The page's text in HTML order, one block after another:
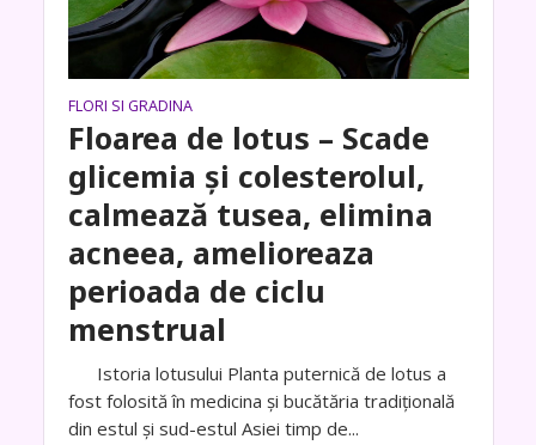
FLORI SI GRADINA
Floarea de lotus – Scade
glicemia și colesterolul,
calmează tusea, elimina
acneea, amelioreaza
perioada de ciclu
menstrual
Istoria lotusului Planta puternică de lotus a
fost folosită în medicina și bucătăria tradițională
din estul și sud-estul Asiei timp de...